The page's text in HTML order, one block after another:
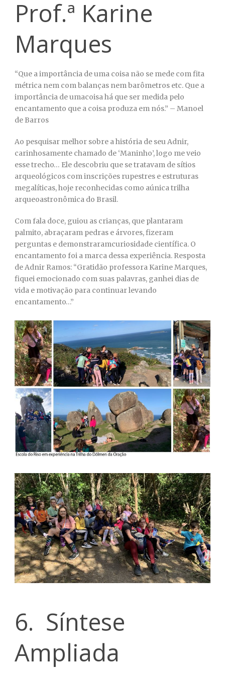
Prof.ª Karine
Marques
“Que a importância de uma coisa não se mede com fita
métrica nem com balanças nem barômetros etc. Que a
importância de umacoisa há que ser medida pelo
encantamento que a coisa produza em nós.” – Manoel
de Barros
Ao pesquisar melhor sobre a história de seu Adnir,
carinhosamente chamado de ‘Maninho’, logo me veio
esse trecho… Ele descobriu que se tratavam de sítios
arqueológicos com inscrições rupestres e estruturas
megalíticas, hoje reconhecidas como aúnica trilha
arqueoastronômica do Brasil.
Com fala doce, guiou as crianças, que plantaram
palmito, abraçaram pedras e árvores, fizeram
perguntas e demonstraramcuriosidade científica. O
encantamento foi a marca dessa experiência. Resposta
de Adnir Ramos: “Gratidão professora Karine Marques,
fiquei emocionado com suas palavras, ganhei dias de
vida e motivação para continuar levando
encantamento…”
6. Síntese
Ampliada